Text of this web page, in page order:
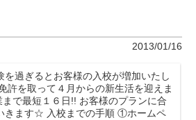
2013/01/16
を過ぎるとお客様の入校が増加いたし
許を取って４月からの新生活を迎えま
まで最短１６日!! お客様のプランに合
きます☆ 入校までの手順 ①ホームペ